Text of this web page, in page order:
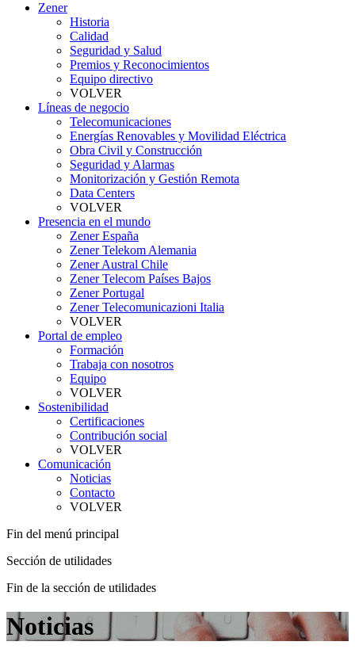
Zener
Historia
Calidad
Seguridad y Salud
Premios y Reconocimientos
Equipo directivo
VOLVER
Líneas de negocio
Telecomunicaciones
Energías Renovables y Movilidad Eléctrica
Obra Civil y Construcción
Seguridad y Alarmas
Monitorización y Gestión Remota
Data Centers
VOLVER
Presencia en el mundo
Zener España
Zener Telekom Alemania
Zener Austral Chile
Zener Telecom Países Bajos
Zener Portugal
Zener Telecomunicazioni Italia
VOLVER
Portal de empleo
Formación
Trabaja con nosotros
Equipo
VOLVER
Sostenibilidad
Certificaciones
Contribución social
VOLVER
Comunicación
Noticias
Contacto
VOLVER
Fin del menú principal
Sección de utilidades
Fin de la sección de utilidades
Noticias